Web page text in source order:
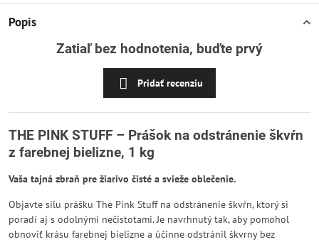
Popis
Zatiaľ bez hodnotenia, buďte prvý
Pridať recenziu
THE PINK STUFF – Prášok na odstránenie škvŕn
z farebnej bielizne, 1 kg
Vaša tajná zbraň pre žiarivo čisté a svieže oblečenie.
Objavte silu prášku The Pink Stuff na odstránenie škvŕn, ktorý si
poradí aj s odolnými nečistotami. Je navrhnutý tak, aby pomohol
obnoviť krásu farebnej bielizne a účinne odstránil škvrny bez